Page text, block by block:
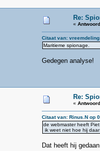
Re:
«
Citaat van:
Maritieme spionage.
Gedegen analyse!
Re:
«
Citaat van: Rinus.N op
de webmaster heeft
ik weet niet hoe hij
Dat heeft hij